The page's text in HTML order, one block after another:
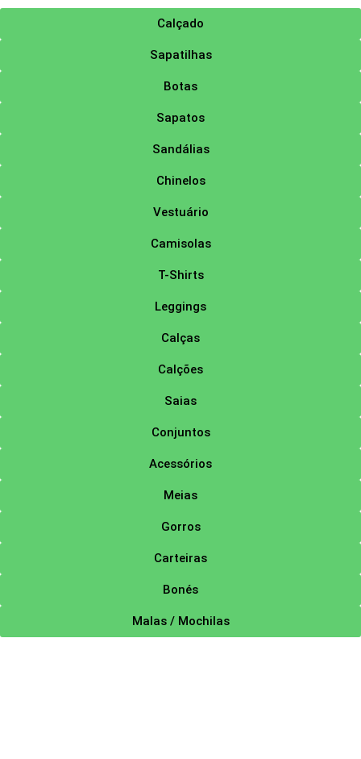
Calçado
Sapatilhas
Botas
Sapatos
Sandálias
Chinelos
Vestuário
Camisolas
T-Shirts
Leggings
Calças
Calções
Saias
Conjuntos
Acessórios
Meias
Gorros
Carteiras
Bonés
Malas / Mochilas